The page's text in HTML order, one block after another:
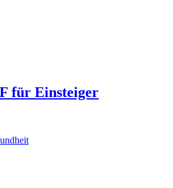
für Einsteiger